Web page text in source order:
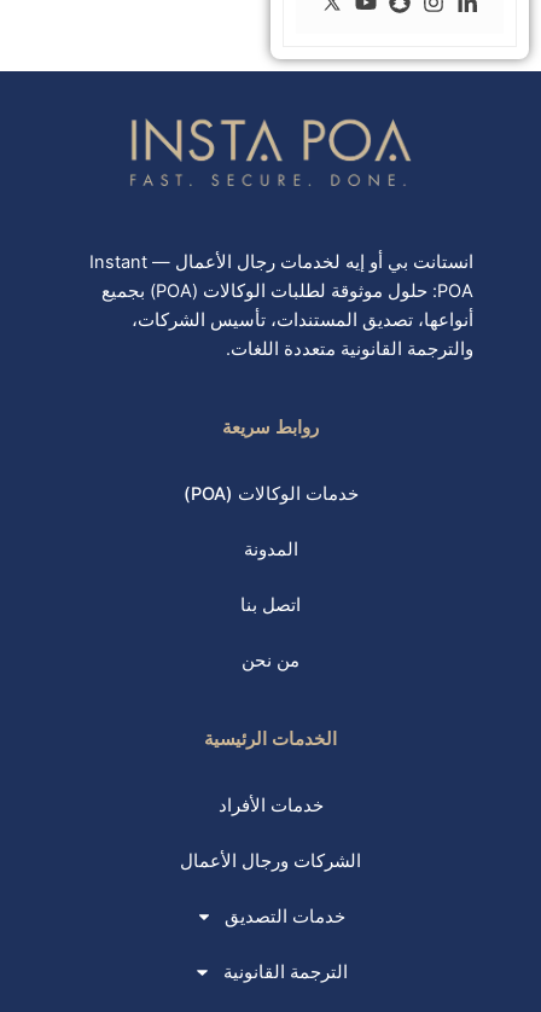
انستانت بي أو إيه لخدمات رجال الأعمال — Instant
POA: حلول موثوقة لطلبات الوكالات (POA) بجميع
أنواعها، تصديق المستندات، تأسيس الشركات،
والترجمة القانونية متعددة اللغات.
روابط سريعة
خدمات الوكالات (POA)
المدونة
اتصل بنا
من نحن
الخدمات الرئيسية
خدمات الأفراد
الشركات ورجال الأعمال
خدمات التصديق
الترجمة القانونية